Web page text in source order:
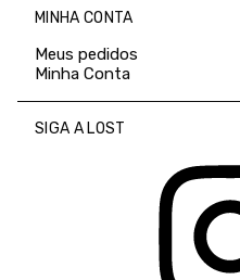
MINHA CONTA
Meus pedidos
Minha Conta
SIGA A LOST